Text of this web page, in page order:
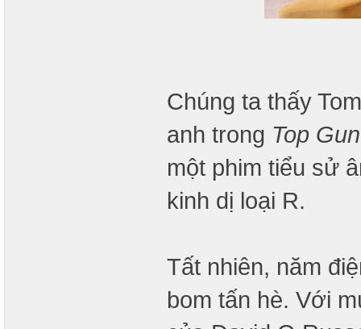
Chúng ta thấy
anh trong Top
một phim tiểu sử
kinh dị loại R.
Tất nhiên, năm
bom tấn hè. Với